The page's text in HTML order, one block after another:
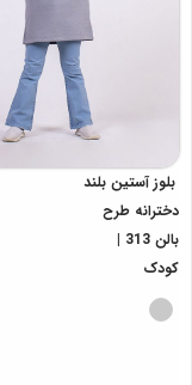
بلوز آستین بلند
دخترانه طرح
بالن 313 |
کودک